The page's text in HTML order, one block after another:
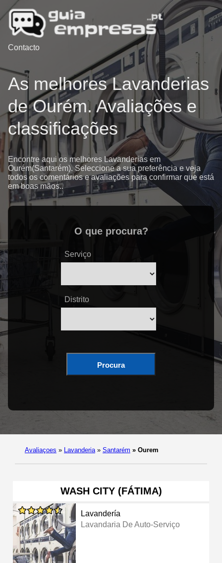
Contacto
As melhores Lavanderias
de Ourém. Avaliações e
classificações
Encontre aqui os melhores Lavanderias em
Ourém(Santarém). Seleccione a sua preferência e veja
todos os comentários e avaliações para confirmar que está
em boas mãos..
O que procura?
Serviço
Distrito
Procura
Avaliaçoes » Lavanderia » Santarém » Ourem
WASH CITY (FÁTIMA)
Lavandería
Lavandaria De Auto-Serviço